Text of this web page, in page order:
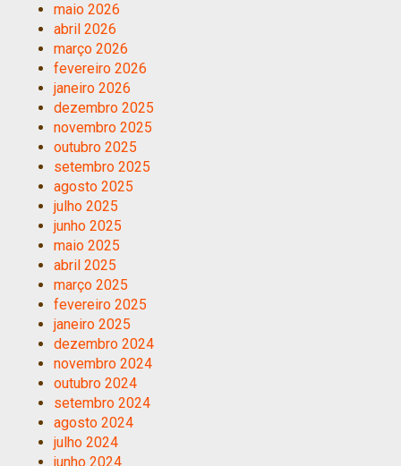
maio 2026
abril 2026
março 2026
fevereiro 2026
janeiro 2026
dezembro 2025
novembro 2025
outubro 2025
setembro 2025
agosto 2025
julho 2025
junho 2025
maio 2025
abril 2025
março 2025
fevereiro 2025
janeiro 2025
dezembro 2024
novembro 2024
outubro 2024
setembro 2024
agosto 2024
julho 2024
junho 2024